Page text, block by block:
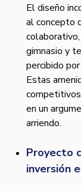
El diseño
al concepto
gimnasio y
percibido
Estas
en un
arriendo.
Proyecto
inversión